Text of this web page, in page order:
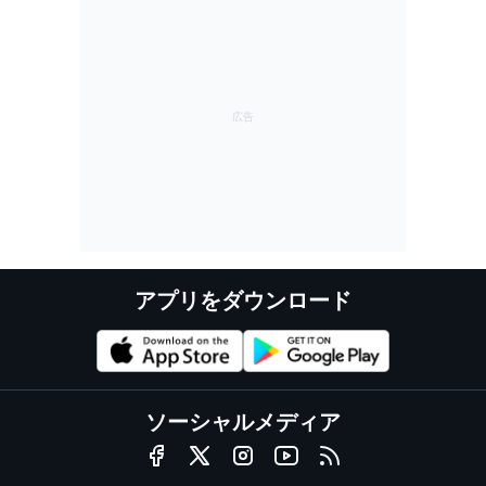
アプリをダウンロード
ソーシャルメディア